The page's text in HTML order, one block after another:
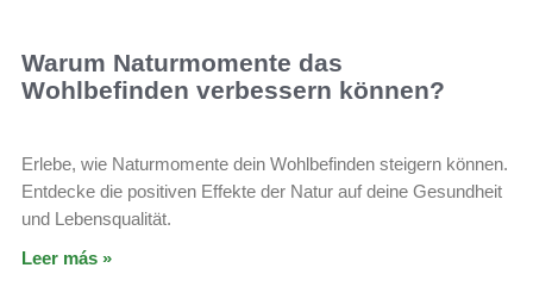
Warum Naturmomente das
Wohlbefinden verbessern können?
Erlebe, wie Naturmomente dein Wohlbefinden steigern können.
Entdecke die positiven Effekte der Natur auf deine Gesundheit
und Lebensqualität.
Leer más »